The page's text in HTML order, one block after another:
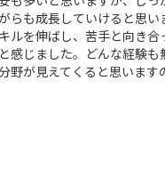
らも成長していけると思
ルを伸ばし、苦手と向き
感じました。どんな経験
野が見えてくると思います